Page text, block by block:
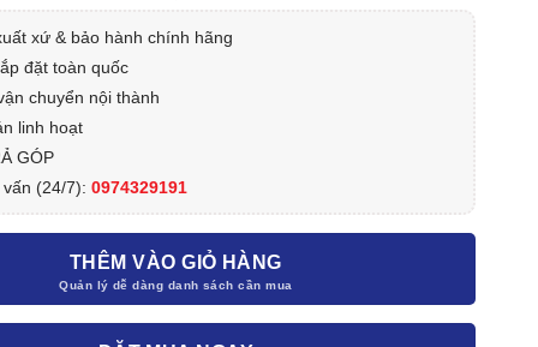
xứ & bảo hành chính hãng
đặt toàn quốc
chuyển nội thành
linh hoạt
GÓP
(24/7): 0974329191
THÊM VÀO GIỎ HÀNG